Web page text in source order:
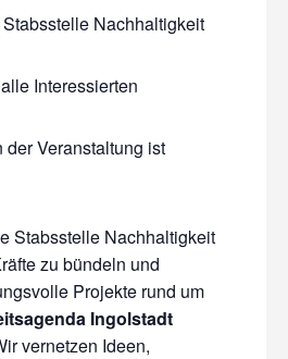
Nachhaltigkeit
Interessierten
der Veranstaltung ist
Stabsstelle Nachhaltigkeit
zu bündeln und
Projekte rund um
Ingolstadt
vernetzen Ideen,